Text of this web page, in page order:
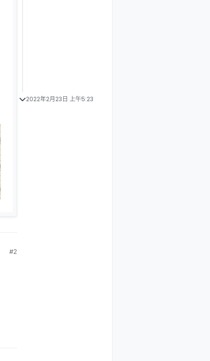
#2
2022年2月23日 上午5:23